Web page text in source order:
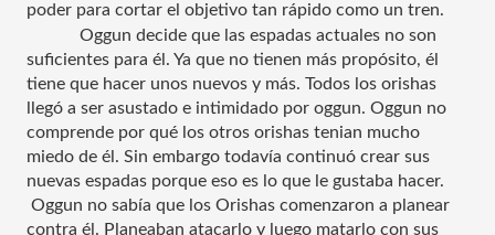
poder para cortar el objetivo tan rápido como un tren.
Oggun decide que las espadas actuales no son
suficientes para él. Ya que no tienen más propósito, él
tiene que hacer unos nuevos y más. Todos los orishas
llegó a ser asustado e intimidado por oggun. Oggun no
comprende por qué los otros orishas tenian mucho
miedo de él. Sin embargo todavía continuó crear sus
nuevas espadas porque eso es lo que le gustaba hacer.
Oggun no sabía que los Orishas comenzaron a planear
contra él. Planeaban atacarlo y luego matarlo con sus